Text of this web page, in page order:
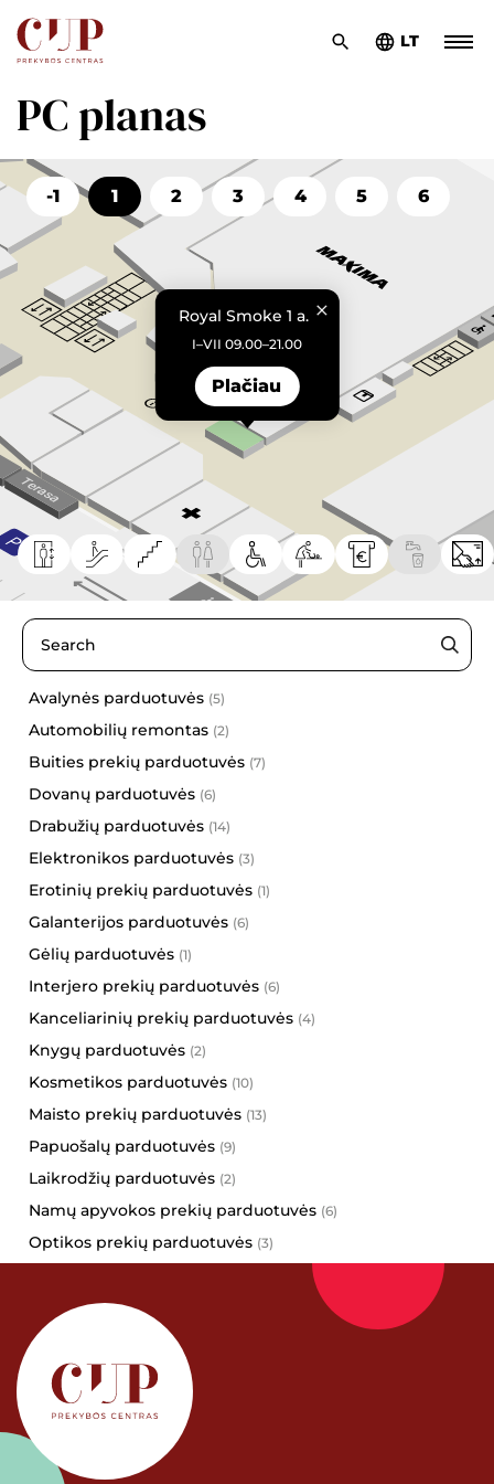
LT
PC planas
Royal Smoke 1 a.
I–VII 09.00–21.00
Plačiau
6
5
4
3
2
1
-1
Avalynės parduotuvės (5)
Automobilių remontas (2)
Buities prekių parduotuvės (7)
Dovanų parduotuvės (6)
Drabužių parduotuvės (14)
Elektronikos parduotuvės (3)
Erotinių prekių parduotuvės (1)
Galanterijos parduotuvės (6)
Gėlių parduotuvės (1)
Interjero prekių parduotuvės (6)
Kanceliarinių prekių parduotuvės (4)
Knygų parduotuvės (2)
Kosmetikos parduotuvės (10)
Maisto prekių parduotuvės (13)
Papuošalų parduotuvės (9)
Laikrodžių parduotuvės (2)
Namų apyvokos prekių parduotuvės (6)
Optikos prekių parduotuvės (3)
Vaistinės (3)
Kitos parduotuvės (15)
Greito maisto restoranai
Kepyklėlės (6)
Kavinės
Kinų maisto restoranai
Marli Woman
Rieker | A&G
Tights Shop
Utenos trikotažas
Berautus
Ava Lingerie
Case4You
Danija
Deichmann
Sportland
Toni
Fantazijos.lt
Eurokos
Gera dovana
InHair
Kamėja
Kristiana
Mažoji Ragainė